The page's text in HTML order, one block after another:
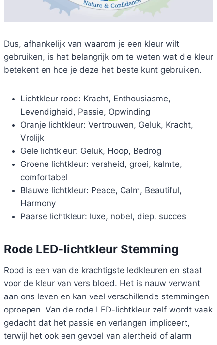
Dus, afhankelijk van waarom je een kleur wilt
gebruiken, is het belangrijk om te weten wat die kleur
betekent en hoe je deze het beste kunt gebruiken.
Lichtkleur rood: Kracht, Enthousiasme,
Levendigheid, Passie, Opwinding
Oranje lichtkleur: Vertrouwen, Geluk, Kracht,
Vrolijk
Gele lichtkleur: Geluk, Hoop, Bedrog
Groene lichtkleur: versheid, groei, kalmte,
comfortabel
Blauwe lichtkleur: Peace, Calm, Beautiful,
Harmony
Paarse lichtkleur: luxe, nobel, diep, succes
Rode LED-lichtkleur Stemming
Rood is een van de krachtigste ledkleuren en staat
voor de kleur van vers bloed. Het is nauw verwant
aan ons leven en kan veel verschillende stemmingen
oproepen. Van de rode LED-lichtkleur zelf wordt vaak
gedacht dat het passie en verlangen impliceert,
terwijl het ook een gevoel van alertheid of alarm